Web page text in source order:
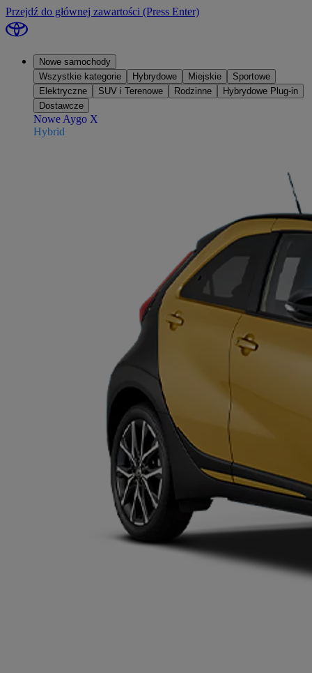
Przejdź do głównej zawartości (Press Enter)
Nowe samochody
Wszystkie kategorie
Hybrydowe Miejskie
Sportowe
Elektryczne
SUV i Terenowe Rodzinne
Hybrydowe Plug-in
Dostawcze
Nowe Aygo X
Hybrid